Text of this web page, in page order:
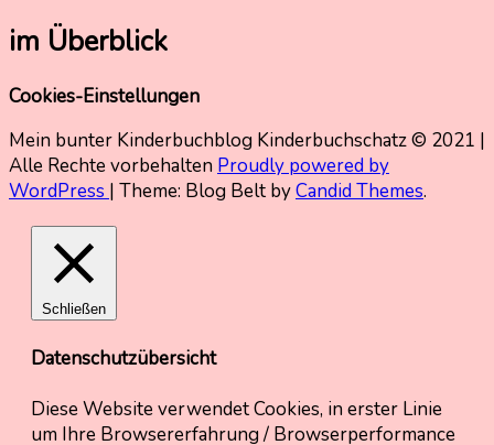
im Überblick
Cookies-Einstellungen
Mein bunter Kinderbuchblog Kinderbuchschatz © 2021 |
Alle Rechte vorbehalten Proudly powered by
WordPress | Theme: Blog Belt byCandid Themes.
Schließen
Datenschutzübersicht
Diese Website verwendet Cookies, in erster Linie
um Ihre Browsererfahrung / Browserperformance